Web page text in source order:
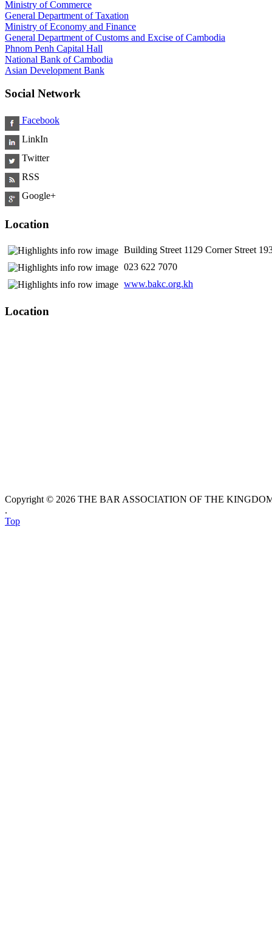
Ministry of Commerce
General Department of Taxation
Ministry of Economy and Finance
General Department of Customs and Excise of Cambodia
Phnom Penh Capital Hall
National Bank of Cambodia
Asian Development Bank
Social Network
Facebook
LinkIn
Twitter
RSS
Google+
Location
Building Street 1129 Corner Street
​ 023 622 7070
www.bakc.org.kh
Location
Copyright © 2026 THE BAR ASSOCIATION OF THE
.
Top